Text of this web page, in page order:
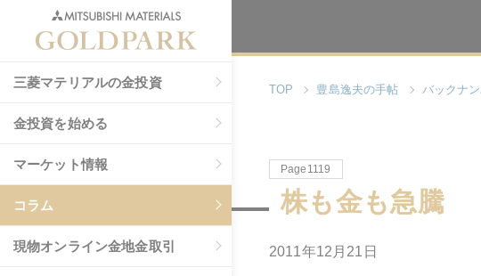
三菱マテリアルの金投資
金投資を始める
マーケット情報
コラム
現物オンライン金地金取引
TOP 豊島逸夫の手帖 バックナ
Page1119
株も金も急騰
2011年12月21日